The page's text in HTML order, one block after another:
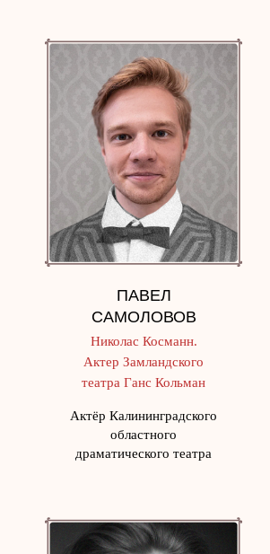
ПАВЕЛ
САМОЛОВОВ
Николас Косманн.
Актер Замландского
театра Ганс Кольман
Актёр Калининградского
областного
драматического театра